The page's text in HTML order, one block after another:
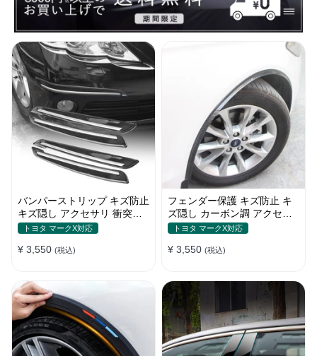
バンパーストリップ キズ防止
キズ隠し アクセサリ 衝突防
止 取付簡単 保護フィルム
トヨタ マークX対応
¥ 3,550 (税込)
フェンダー保護 キズ防止 キ
ズ隠し カーボン調 アクセサ
リー 取付簡単 保護ステッカ
トヨタ マークX対応
¥ 3,550 (税込)